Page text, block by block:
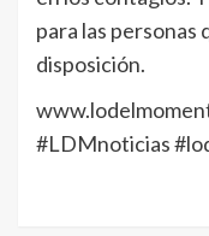
para las personas
disposición.
#LDMnoticias